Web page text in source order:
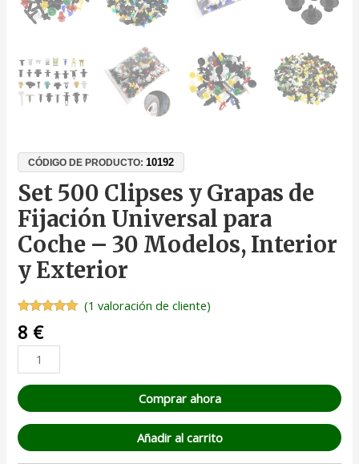
CÓDIGO DE PRODUCTO:10192
Set 500 Clipses y Grapas de
Fijación Universal para
Coche – 30 Modelos, Interior
y Exterior
Valorado
con5.00
5 en base
1
valoración
de un
(1 valoración de cliente)
8 €
Comprar ahora
Añadir al carrito